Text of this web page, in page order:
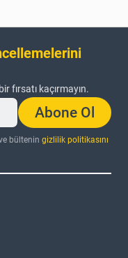
fırsatı kaçırmayın.
Abone Ol
bülteningizlilik politikasını